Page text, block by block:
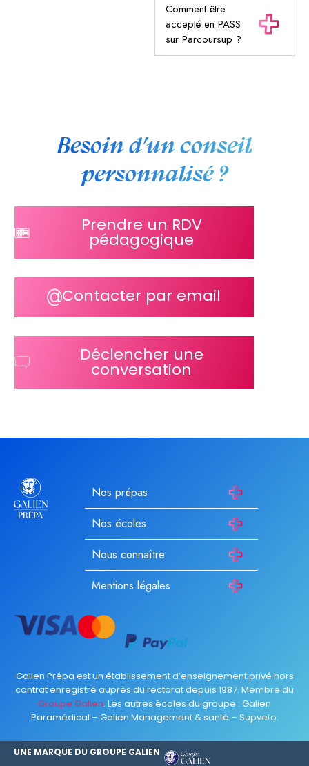
Comment être
accepté en PASS
sur Parcoursup ?
Besoin d’un conseil
personnalisé ?
Prendre un RDV
pédagogique
Contacter par email
Déclencher une
conversation
Nos prépas
Nos écoles
Nous connaître
Mentions légales
Galien Prépa est un établissement d’enseignement privé hors
contrat enregistré auprès du rectorat depuis 1987. Membre du
Groupe Galien. Les autres écoles du groupe : Galien
Paramédical – Galien Management & santé – Supveto.
UNE MARQUE DU GROUPE GALIEN